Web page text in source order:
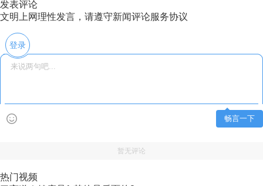
发表评论
文明上网理性发言，请遵守新闻评论服务协议
登录
畅言一下
暂无评论
热门视频